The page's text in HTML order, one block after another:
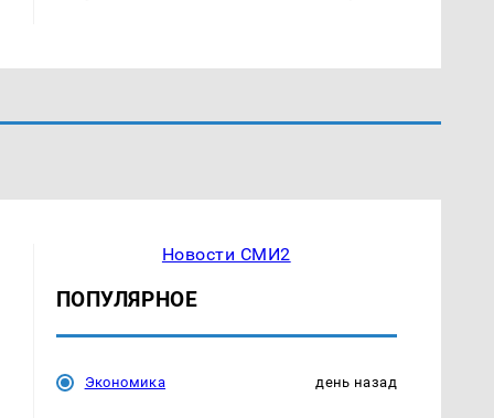
Новости СМИ2
ПОПУЛЯРНОЕ
Экономика день назад